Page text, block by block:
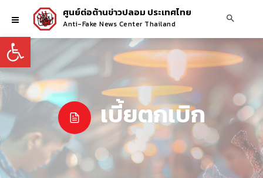
Open toolbar
ศูนย์ต่อต้านข่าวปลอม ประเทศไทย
Anti-Fake News Center Thailand
เบี้ยตกเบิก